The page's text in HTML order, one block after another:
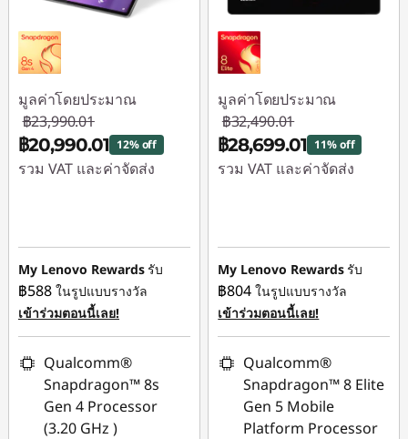
มูลค่าโดยประมาณ
฿23,990.01
฿20,990.01 12% off
รวม VAT และค่าจัดส่ง
My Lenovo Rewardsรับ
฿588 ในรูปแบบรางวัล
เข้าร่วมตอนนี้เลย!
Qualcomm®
Snapdragon™ 8s
Gen 4 Processor
(3.20 GHz )
มูลค่าโดยประมาณ
฿32,490.01
฿28,699.01 11% off
รวม VAT และค่าจัดส่ง
My Lenovo Rewardsรับ
฿804 ในรูปแบบรางวัล
เข้าร่วมตอนนี้เลย!
Qualcomm®
Snapdragon™ 8 Elite
Gen 5 Mobile
Platform Processor